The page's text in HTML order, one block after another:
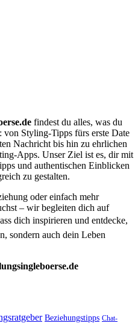
findest du alles, was du
Styling-Tipps fürs erste Date
Nachricht bis hin zu ehrlichen
Apps. Unser Ziel ist es, dir mit
und authentischen Einblicken
zu gestalten.
oder einfach mehr
– wir begleiten dich auf
dich inspirieren und entdecke,
sondern auch dein Leben
Beziehungstipps Chat-